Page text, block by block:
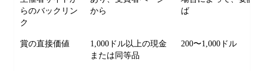
らのバックリン
ク
から
ば
賞の直接価値
1,000ドル以上の現金
または同等品
200〜1,000ドル